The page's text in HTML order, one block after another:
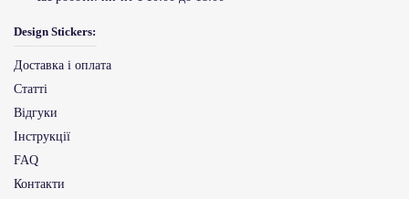
Design Stickers:
Доставка і оплата
Статті
Відгуки
Інструкції
FAQ
Контакти